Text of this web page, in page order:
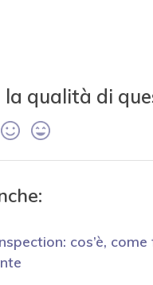
qualità di
cos’è,